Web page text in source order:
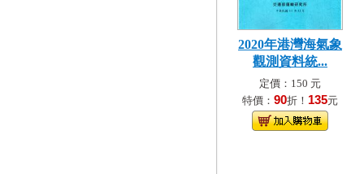
2020年港灣海氣象
觀測資料統...
定價：150 元
特價： 90折！ 135元